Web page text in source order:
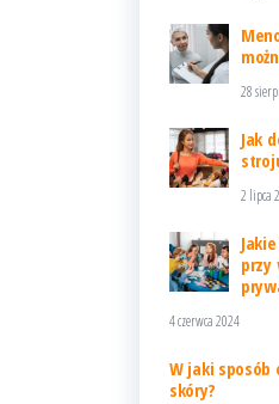
28
Jak
2 lipca
przy
4 czerwca 2024
W jaki sposób
skóry?